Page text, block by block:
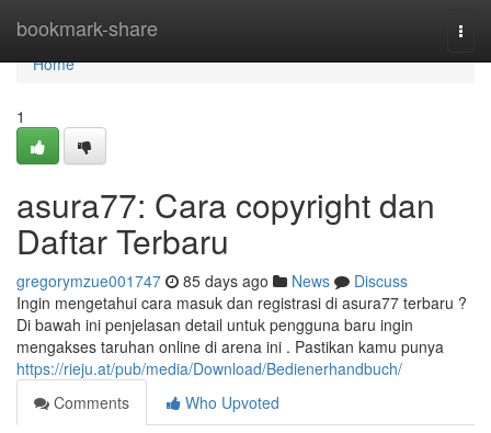
bookmark-share
Home
Home
1
asura77: Cara copyright dan
Daftar Terbaru
gregorymzue001747 85 days ago News
Discuss
Ingin mengetahui cara masuk dan registrasi di asura77 terbaru ?
Di bawah ini penjelasan detail untuk pengguna baru ingin
mengakses taruhan online di arena ini . Pastikan kamu punya
https://rieju.at/pub/media/Download/Bedienerhandbuch/
Comments
Who Upvoted